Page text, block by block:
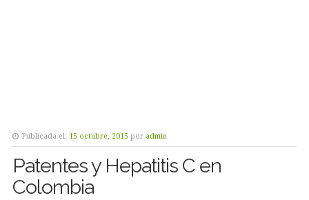
Publicada el: 15 octubre, 2015 por admin
Patentes y Hepatitis C en
Colombia